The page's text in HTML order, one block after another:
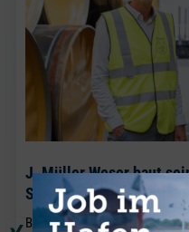
J. Müller Weser baut
Standort Brake weiter
BRAKE. Neu im Team von J.